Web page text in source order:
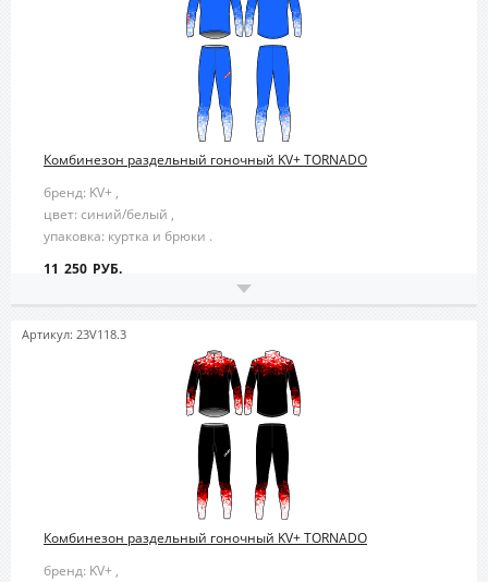
Комбинезон раздельный гоночный KV+ TORNADO
бренд: KV+ ,
цвет: синий/белый ,
упаковка: куртка и брюки .
11 250 РУБ.
Артикул: 23V118.3
Комбинезон раздельный гоночный KV+ TORNADO
бренд: KV+ ,